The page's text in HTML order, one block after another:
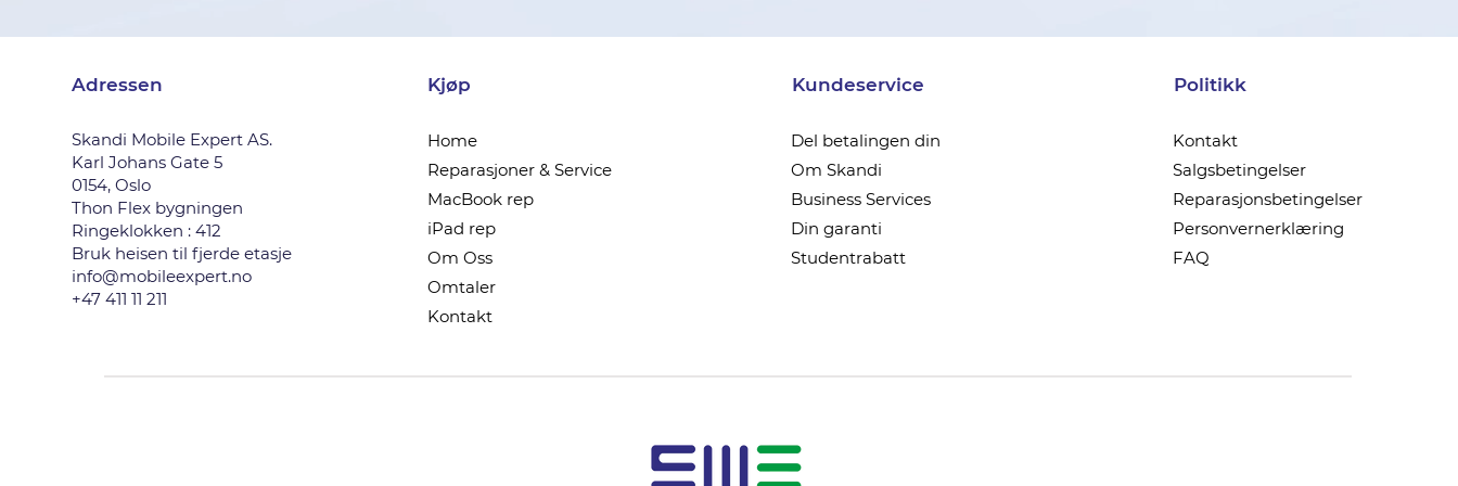
Adressen
Skandi Mobile Expert AS.
Karl Johans Gate 5
0154, Oslo
Thon Flex bygningen
Ringeklokken : 412
Bruk heisen til fjerde etasje
info@mobileexpert.no
+47 411 11 211
Kjøp
Home
Reparasjoner & Service
MacBook rep
iPad rep
Om Oss
Omtaler
Kontakt
Kundeservice
Del betalingen din
Om Skandi
Business Services
Din garanti
Studentrabatt
Politikk
Kontakt
Salgsbetingelser
Reparasjonsbetingelser
Personvernerklæring
FAQ